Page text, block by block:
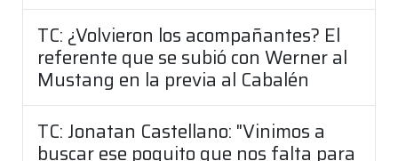
TC: ¿Volvieron los acompañantes? El
referente que se subió con Werner al
Mustang en la previa al Cabalén
TC: Jonatan Castellano: "Vinimos a
buscar ese poquito que nos falta para